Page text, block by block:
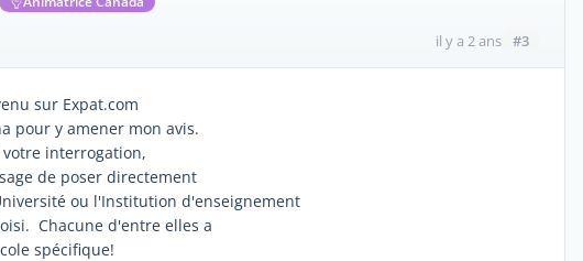
il y a 2 ans #3
sur Expat.com
pour y amener mon avis.
interrogation,
de poser directement
ou l'Institution d'enseignement
Chacune d'entre elles a
spécifique!